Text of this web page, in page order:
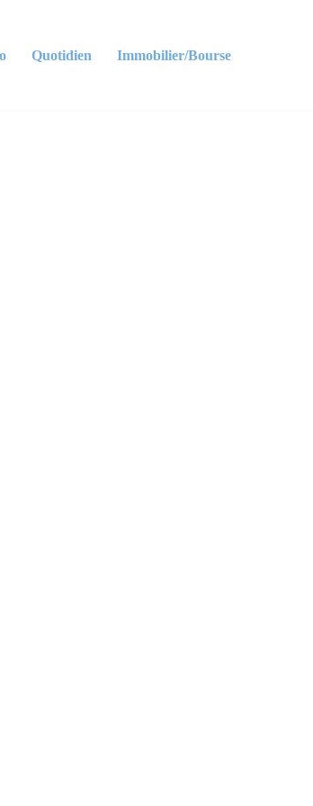
Quotidien Immobilier/Bourse